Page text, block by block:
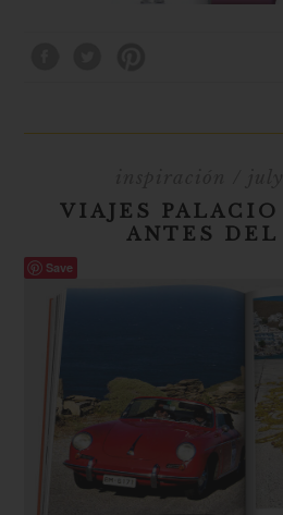
VIAJES
ANTES DEL
Save